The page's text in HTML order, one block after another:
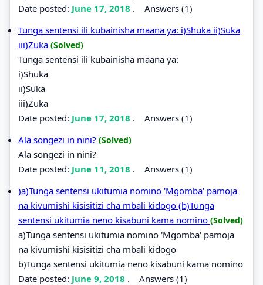
Date posted: June 17, 2018 . Answers (1)
Tunga sentensi ili kubainisha maana ya: i)Shuka ii)Suka
iii)Zuka (Solved)
Tunga sentensi ili kubainisha maana ya:
i)Shuka
ii)Suka
iii)Zuka
Date posted: June 17, 2018 . Answers (1)
Ala songezi in nini? (Solved)
Ala songezi in nini?
Date posted: June 11, 2018 . Answers (1)
)a)Tunga sentensi ukitumia nomino 'Mgomba' pamoja
na kivumishi kisisitizi cha mbali kidogo (b)Tunga
sentensi ukitumia neno kisabuni kama nomino (Solved)
a)Tunga sentensi ukitumia nomino 'Mgomba' pamoja
na kivumishi kisisitizi cha mbali kidogo
b)Tunga sentensi ukitumia neno kisabuni kama nomino
Date posted: June 9, 2018 . Answers (1)